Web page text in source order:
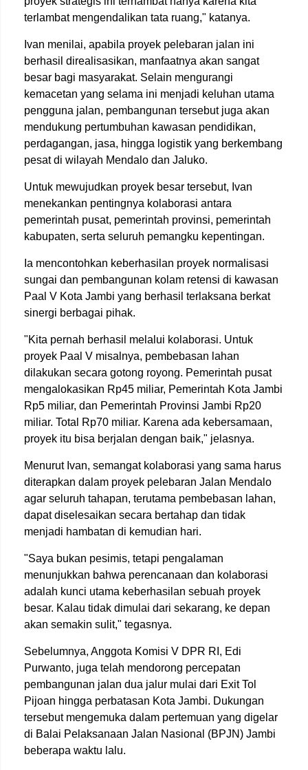
terlambat mengendalikan tata ruang," katanya.
Ivan menilai, apabila proyek pelebaran jalan ini
berhasil direalisasikan, manfaatnya akan sangat
besar bagi masyarakat. Selain mengurangi
kemacetan yang selama ini menjadi keluhan utama
pengguna jalan, pembangunan tersebut juga akan
mendukung pertumbuhan kawasan pendidikan,
perdagangan, jasa, hingga logistik yang berkembang
pesat di wilayah Mendalo dan Jaluko.
Untuk mewujudkan proyek besar tersebut, Ivan
menekankan pentingnya kolaborasi antara
pemerintah pusat, pemerintah provinsi, pemerintah
kabupaten, serta seluruh pemangku kepentingan.
Ia mencontohkan keberhasilan proyek normalisasi
sungai dan pembangunan kolam retensi di kawasan
Paal V Kota Jambi yang berhasil terlaksana berkat
sinergi berbagai pihak.
"Kita pernah berhasil melalui kolaborasi. Untuk
proyek Paal V misalnya, pembebasan lahan
dilakukan secara gotong royong. Pemerintah pusat
mengalokasikan Rp45 miliar, Pemerintah Kota Jambi
Rp5 miliar, dan Pemerintah Provinsi Jambi Rp20
miliar. Total Rp70 miliar. Karena ada kebersamaan,
proyek itu bisa berjalan dengan baik," jelasnya.
Menurut Ivan, semangat kolaborasi yang sama harus
diterapkan dalam proyek pelebaran Jalan Mendalo
agar seluruh tahapan, terutama pembebasan lahan,
dapat diselesaikan secara bertahap dan tidak
menjadi hambatan di kemudian hari.
"Saya bukan pesimis, tetapi pengalaman
menunjukkan bahwa perencanaan dan kolaborasi
adalah kunci utama keberhasilan sebuah proyek
besar. Kalau tidak dimulai dari sekarang, ke depan
akan semakin sulit," tegasnya.
Sebelumnya, Anggota Komisi V DPR RI, Edi
Purwanto, juga telah mendorong percepatan
pembangunan jalan dua jalur mulai dari Exit Tol
Pijoan hingga perbatasan Kota Jambi. Dukungan
tersebut mengemuka dalam pertemuan yang digelar
di Balai Pelaksanaan Jalan Nasional (BPJN) Jambi
beberapa waktu lalu.